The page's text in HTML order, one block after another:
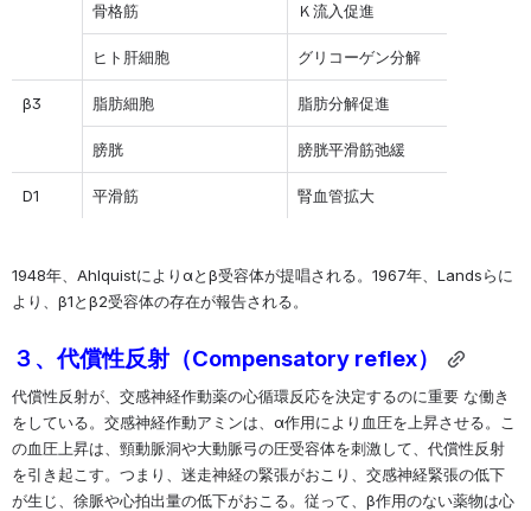
骨格筋 Ｋ流入促進
ヒト肝細胞 グリコーゲン分解
β3 脂肪細胞 脂肪分解促進
膀胱 膀胱平滑筋弛緩
D1 平滑筋 腎血管拡大
1948年、Ahlquistによりαとβ受容体が提唱される。1967年、Landsらに
より、β1とβ2受容体の存在が報告される。
３、代償性反射（Compensatory reflex）
代償性反射が、交感神経作動薬の心循環反応を決定するのに重要 な働き
をしている。交感神経作動アミンは、α作用により血圧を上昇させる。こ
の血圧上昇は、頸動脈洞や大動脈弓の圧受容体を刺激して、代償性反射
を引き起こす。つまり、迷走神経の緊張がおこり、交感神経緊張の低下
が生じ、徐脈や心拍出量の低下がおこる。従って、β作用のない薬物は心